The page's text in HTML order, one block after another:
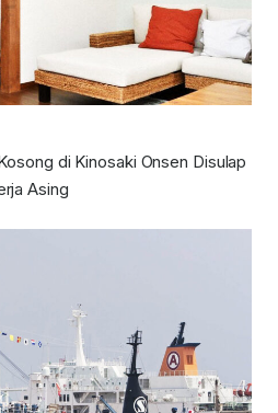
di Kinosaki Onsen Disulap
Asing